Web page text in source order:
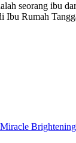
seorang ibu
Ibu Rumah